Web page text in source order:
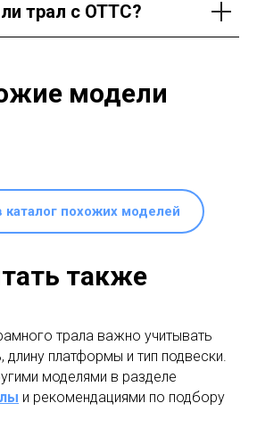
трал с ОТТС?
модели
каталог похожих моделей
также
трала важно учитывать
длину платформы и тип подвески.
моделями в разделе
и рекомендациями по подбору